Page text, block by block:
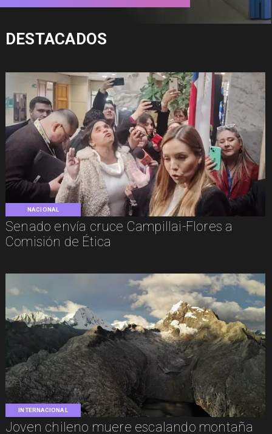
NACIONAL
Senado envía cruce Campillai-Flores a
Comisión de Ética
INTERNACIONAL
Joven chileno muere escalando montaña
DESTACADOS